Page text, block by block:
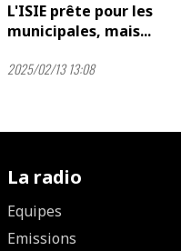
L'ISIE prête pour les
municipales, mais...
2025/02/13 13:08
La radio
Equipes
Emissions